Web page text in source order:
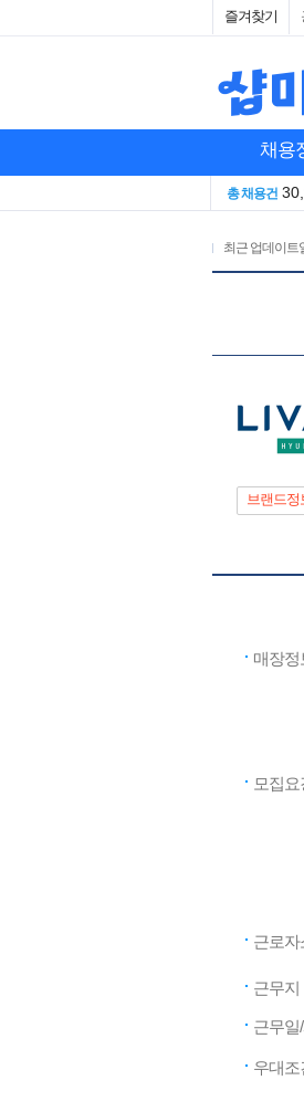
즐겨찾기
채용
총 채용건
최근 업데이트
브랜드정
매장정
모집요
근로자
근무지
근무일
우대조